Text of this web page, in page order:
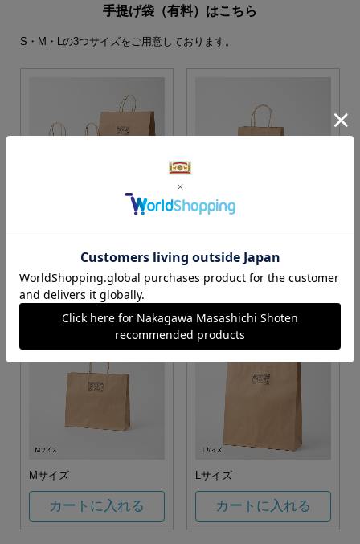
手提げ袋（有料）はこちら
S・M・Lの3つサイズをご用意しております。
カートに入れる カートに入れる
Mサイズ
カートに入れる
Lサイズ
カートに入れる